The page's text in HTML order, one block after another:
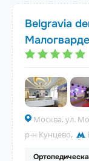
Belgravia
Москва, ул.
р-н Кунцево,